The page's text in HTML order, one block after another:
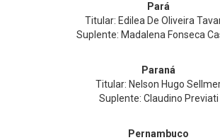
Pará
Titular: Edilea De Oliveira
Suplente: Madalena Fonseca
Paraná
Titular: Nelson Hugo
Suplente: Claudino Previati
Pernambuco